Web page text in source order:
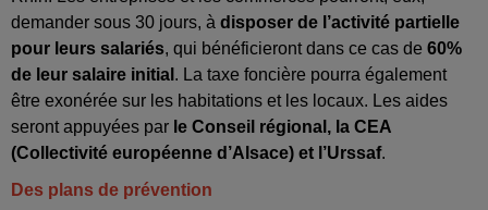
demander sous 30 jours, à disposer de l’activité partielle
pour leurs salariés, qui bénéficieront dans ce cas de 60%
de leur salaire initial . La taxe foncière pourra également
être exonérée sur les habitations et les locaux. Les aides
seront appuyées par le Conseil régional, la CEA
(Collectivité européenne d’Alsace) et l’Urssaf.
Des plans de prévention